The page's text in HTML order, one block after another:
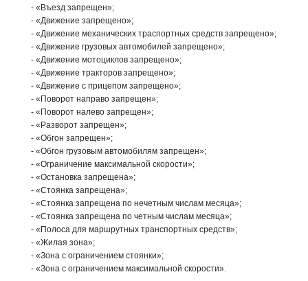
- «Въезд запрещен»;
- «Движение запрещено»;
- «Движение механических траспортных средств запрещено»;
- «Движение грузовых автомобилей запрещено»;
- «Движение мотоциклов запрещено»;
- «Движение тракторов запрещено»;
- «Движение с прицепом запрещено»;
- «Поворот направо запрещен»;
- «Поворот налево запрещен»;
- «Разворот запрещен»;
- «Обгон запрещен»;
- «Обгон грузовым автомобилям запрещен»;
- «Ограничение максимальной скорости»;
- «Остановка запрещена»;
- «Стоянка запрещена»;
- «Стоянка запрещена по нечетным числам месяца»;
- «Стоянка запрещена по четным числам месяца»;
- «Полоса для маршрутных транспортных средств»;
- «Жилая зона»;
- «Зона с ограничением стоянки»;
- «Зона с ограничением максимальной скорости».